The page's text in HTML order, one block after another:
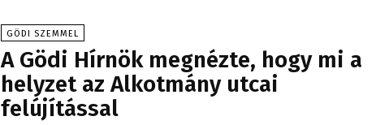
GÖDI SZEMMEL
A Gödi Hírnök megnézte, hogy mi a
helyzet az Alkotmány utcai
felújítással